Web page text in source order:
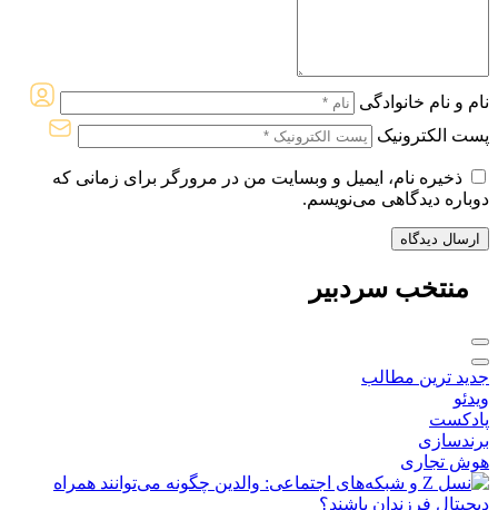
نام و نام خانوادگی
پست الکترونیک
ذخیره نام، ایمیل و وبسایت من در مرورگر برای زمانی که
دوباره دیدگاهی می‌نویسم.
منتخب سردبیر
جدید ترین مطالب
ویدئو
پادکست
برندسازی
هوش تجاری